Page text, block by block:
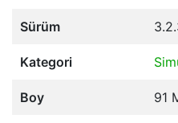
Sürüm
Kategori
Boy 91